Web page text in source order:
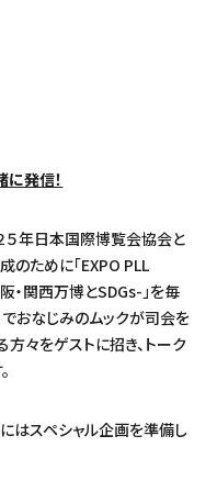
発信！
５年日本国際博覧会協会と
のために「EXPO PLL
関西万博とSDGs-」を毎
でおなじみのムックが司会を
々をゲストに招き、トーク
にはスペシャル企画を準備し